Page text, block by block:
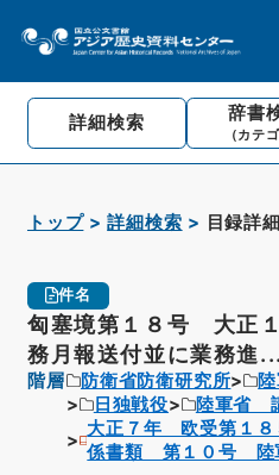
詳細検索 辞書
（カテ
トップ 詳細検索 目録詳細
件名
匈塞境第１８号 大正
務月報送付並に業務進...
階層 防衛省防衛研究所
日独戦役
陸軍省
大正７年 欧受第１８
係書類 第１０号 陸